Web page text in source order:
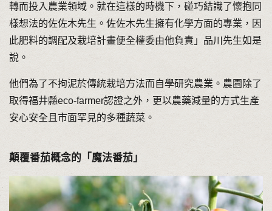
轉而投入農業領域。就在這樣的時機下，碰巧結識了懷抱同
樣想法的佐佐木先生。佐佐木先生擁有化學方面的專業，因
此肥料的調配及栽培計畫便全權委由他負責」品川先生如是
說。
他們為了不拘泥於傳統栽培方法而自學研究農業。農園除了
取得福井縣eco-farmer認證之外，更以農藥減量的方式生產
安心安全且市面罕見的多種蔬菜。
顛覆番茄概念的「魔法番茄」